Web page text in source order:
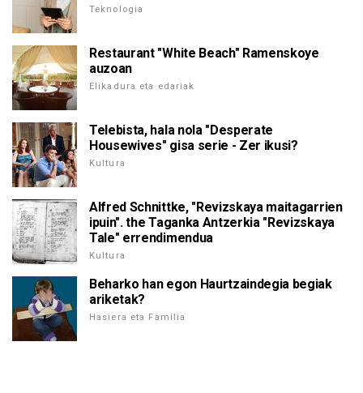
Teknologia
Restaurant "White Beach" Ramenskoye
auzoan
Elikadura eta edariak
Telebista, hala nola "Desperate
Housewives" gisa serie - Zer ikusi?
Kultura
Alfred Schnittke, "Revizskaya maitagarrien
ipuin". the Taganka Antzerkia "Revizskaya
Tale" errendimendua
Kultura
Beharko han egon Haurtzaindegia begiak
ariketak?
Hasiera eta Familia